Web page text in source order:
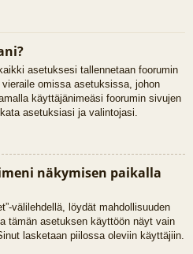
asetuksesi tallennetaan foorumin
omissa asetuksissa, johon
käyttäjänimeäsi foorumin sivujen
asetuksiasi ja valintojasi.
näkymisen paikalla
välilehdellä, löydät mahdollisuuden
tämän asetuksen käyttöön näyt vain
lasketaan piilossa oleviin käyttäjiin.